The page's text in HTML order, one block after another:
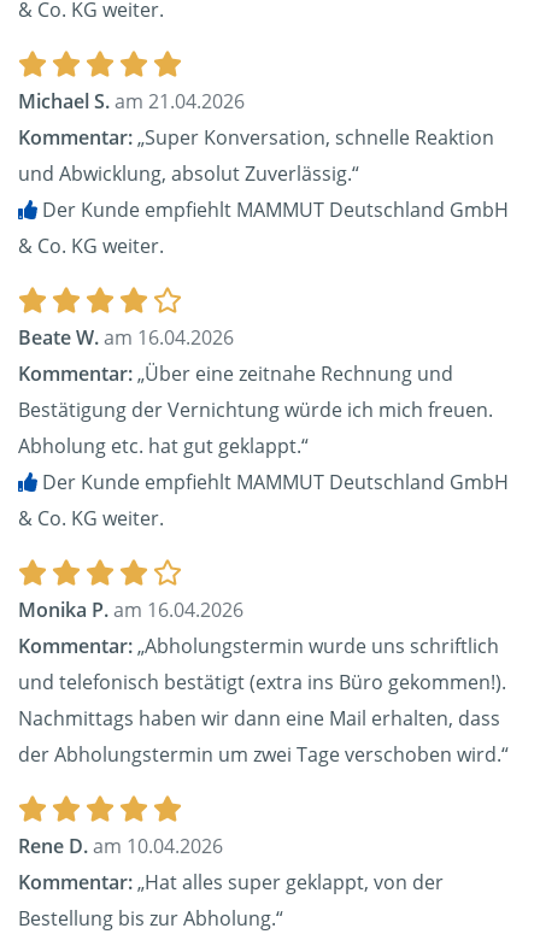
& Co. KG weiter.
Michael S.am 21.04.2026
Kommentar:„Super Konversation, schnelle Reaktion
und Abwicklung, absolut Zuverlässig.“
Der Kunde empfiehlt MAMMUT Deutschland GmbH
& Co. KG weiter.
Beate W.am 16.04.2026
Kommentar:„Über eine zeitnahe Rechnung und
Bestätigung der Vernichtung würde ich mich freuen.
Abholung etc. hat gut geklappt.“
Der Kunde empfiehlt MAMMUT Deutschland GmbH
& Co. KG weiter.
Monika P.am 16.04.2026
Kommentar:„Abholungstermin wurde uns schriftlich
und telefonisch bestätigt (extra ins Büro gekommen!).
Nachmittags haben wir dann eine Mail erhalten, dass
der Abholungstermin um zwei Tage verschoben wird.“
Rene D.am 10.04.2026
Kommentar:„Hat alles super geklappt, von der
Bestellung bis zur Abholung.“